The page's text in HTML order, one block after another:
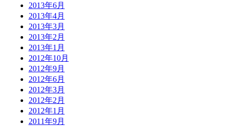
2013年6月
2013年4月
2013年3月
2013年2月
2013年1月
2012年10月
2012年9月
2012年6月
2012年3月
2012年2月
2012年1月
2011年9月